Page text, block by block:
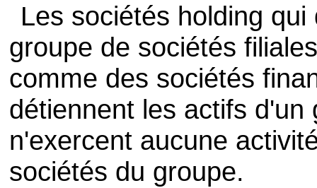
Les sociétés holding
groupe de sociétés
comme des sociétés
détiennent les actifs
n'exercent aucune
sociétés du groupe.